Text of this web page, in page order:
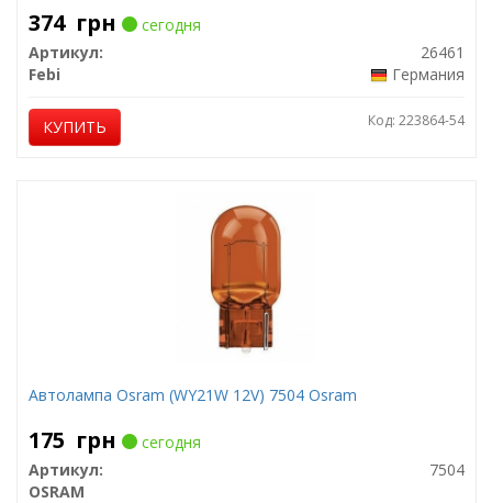
374 грн
сегодня
Артикул:
26461
Febi
Германия
КУПИТЬ Код: 223864-54
Автолампа Osram (WY21W 12V) 7504 Osram
175 грн
сегодня
Артикул:
7504
OSRAM